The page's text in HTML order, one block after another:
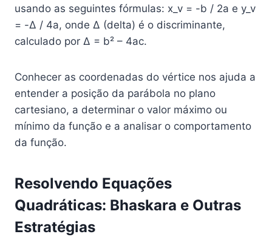
usando as seguintes fórmulas: x_v = -b / 2a e y_v
= -Δ / 4a, onde Δ (delta) é o discriminante,
calculado por Δ = b² – 4ac.
Conhecer as coordenadas do vértice nos ajuda a
entender a posição da parábola no plano
cartesiano, a determinar o valor máximo ou
mínimo da função e a analisar o comportamento
da função.
Resolvendo Equações
Quadráticas: Bhaskara e Outras
Estratégias